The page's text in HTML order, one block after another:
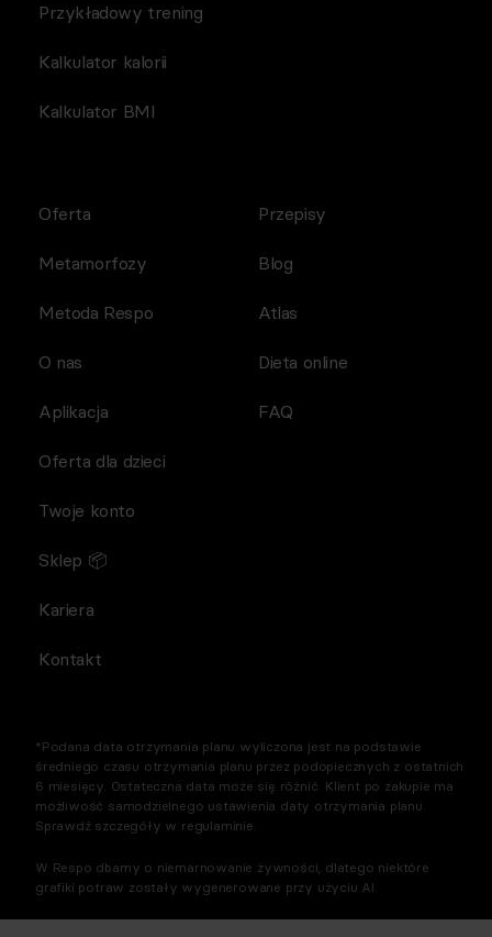
Przykładowy trening
Kalkulator kalorii
Kalkulator BMI
Oferta
Metamorfozy
Metoda Respo
O nas
Aplikacja
Przepisy
Blog
Atlas
Dieta online
FAQ
Oferta dla dzieci
Twoje konto
Sklep 📦
Kariera
Kontakt
*Podana data otrzymania planu wyliczona jest na podstawie
średniego czasu otrzymania planu przez podopiecznych z ostatnich
6 miesięcy. Ostateczna data może się różnić. Klient po zakupie ma
możliwość samodzielnego ustawienia daty otrzymania planu.
Sprawdź szczegóły w regulaminie.
W Respo dbamy o niemarnowanie żywności, dlatego niektóre
grafiki potraw zostały wygenerowane przy użyciu AI.